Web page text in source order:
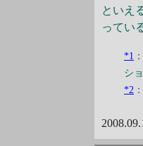
といえ
ってい
*1
シ
*2